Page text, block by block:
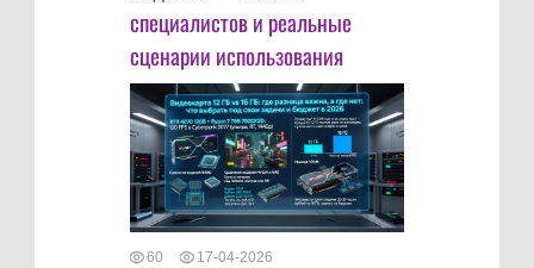
специалистов и реальные
сценарии использования
60 17-04-2026